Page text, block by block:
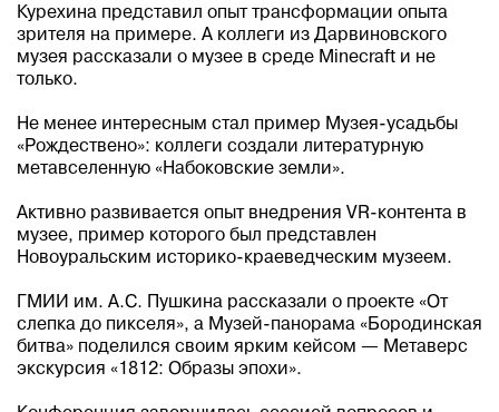
Курехина представил опыт трансформации опыта
зрителя на примере. А коллеги из Дарвиновского
музея рассказали о музее в среде Minecraft и не
только.
Не менее интересным стал пример Музея-усадьбы
«Рождествено»: коллеги создали литературную
метавселенную «Набоковские земли».
Активно развивается опыт внедрения VR-контента в
музее, пример которого был представлен
Новоуральским историко-краеведческим музеем.
ГМИИ им. А.С. Пушкина рассказали о проекте «От
слепка до пикселя», а Музей-панорама «Бородинская
битва» поделился своим ярким кейсом — Метаверс
экскурсия «1812: Образы эпохи».